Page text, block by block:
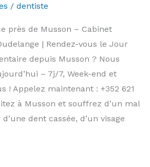
/ dentiste
près de Musson – Cabinet
| Rendez-vous le Jour
depuis Musson ? Nous
– 7j/7, Week-end et
! Appelez maintenant : +352 621
à Musson et souffrez d’un mal
dent cassée, d’un visage